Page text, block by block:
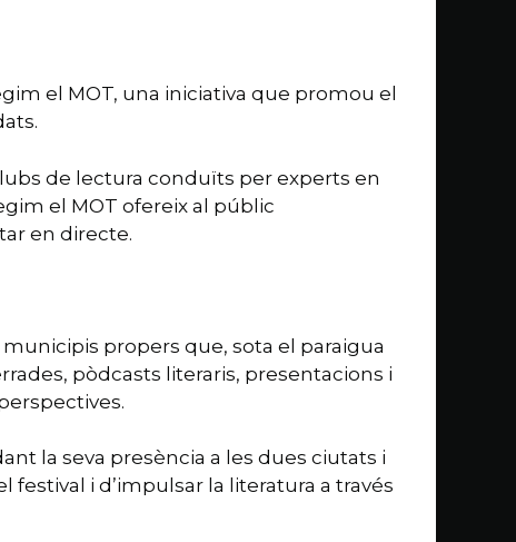
el MOT, una iniciativa que promou el
de lectura conduïts per experts en
el MOT ofereix al públic
en directe.
propers que, sota el paraigua
pòdcasts literaris, presentacions i
la seva presència a les dues ciutats i
i d’impulsar la literatura a través